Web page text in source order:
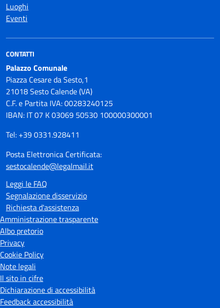
Luoghi
Eventi
CONTATTI
Palazzo Comunale
Piazza Cesare da Sesto,1
21018 Sesto Calende (VA)
C.F. e Partita IVA: 00283240125
IBAN: IT 07 K 03069 50530 100000300001
Tel: +39 0331.928411
Posta Elettronica Certificata:
sestocalende@legalmail.it
Leggi le FAQ
Segnalazione disservizio
Richiesta d'assistenza
Amministrazione trasparente
Albo pretorio
Privacy
Cookie Policy
Note legali
Il sito in cifre
Dichiarazione di accessibilità
Feedback accessibilità